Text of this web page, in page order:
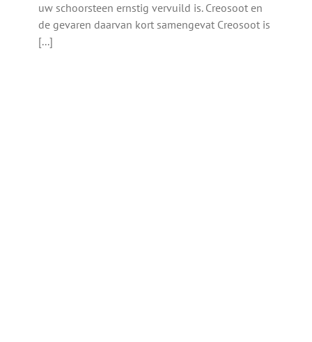
uw schoorsteen ernstig vervuild is. Creosoot en
de gevaren daarvan kort samengevat Creosoot is
[...]